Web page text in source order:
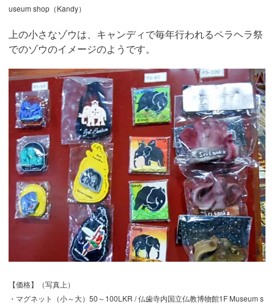
useum shop（Kandy）
上の小さなゾウは、キャンディで毎年行われるペラヘラ祭
でのゾウのイメージのようです。
【価格】（写真上）
・マグネット（小～大）50～100LKR / 仏歯寺内国立仏教博物館1F Museum s